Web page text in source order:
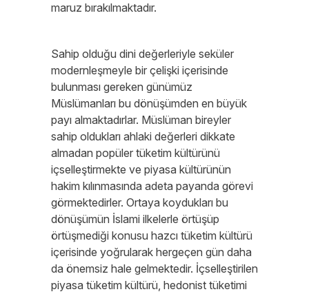
maruz bırakılmaktadır.
Sahip olduğu dini değerleriyle seküler
modernleşmeyle bir çelişki içerisinde
bulunması gereken günümüz
Müslümanları bu dönüşümden en büyük
payı almaktadırlar. Müslüman bireyler
sahip oldukları ahlaki değerleri dikkate
almadan popüler tüketim kültürünü
içselleştirmekte ve piyasa kültürünün
hakim kılınmasında adeta payanda görevi
görmektedirler. Ortaya koydukları bu
dönüşümün İslami ilkelerle örtüşüp
örtüşmediği konusu hazcı tüketim kültürü
içerisinde yoğrularak hergeçen gün daha
da önemsiz hale gelmektedir. İçselleştirilen
piyasa tüketim kültürü, hedonist tüketimi